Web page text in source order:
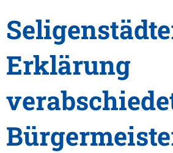
Erklärung